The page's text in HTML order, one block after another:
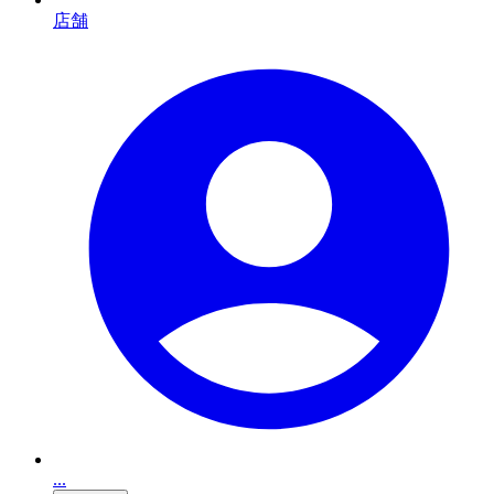
店舗
...